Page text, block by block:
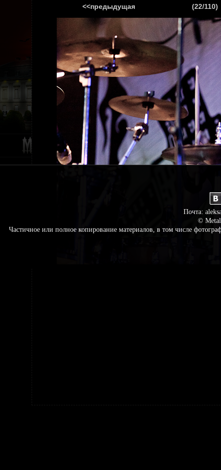
ГЛАВНАЯ
<<предыдущая (22/110)
Почта:
©
Частичное или полное копирование материалов, в том числе